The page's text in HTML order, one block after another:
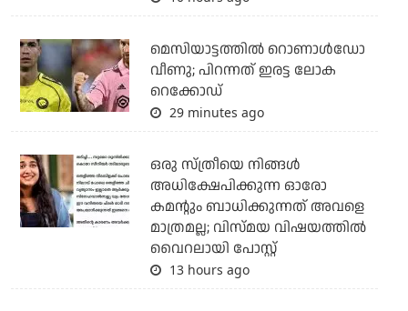
മെസിയാട്ടത്തില്‍ റൊണാള്‍ഡോ
വീണു; പിറന്നത് ഇരട്ട ലോക
റെക്കോഡ്
29 minutes ago
ഒരു സ്ത്രീയെ നിങ്ങള്‍
അധിക്ഷേപിക്കുന്ന ഓരോ
കമന്റും ബാധിക്കുന്നത് അവളെ
മാത്രമല്ല; വിസ്മയ വിഷയത്തില്‍
വൈറലായി പോസ്റ്റ്
13 hours ago